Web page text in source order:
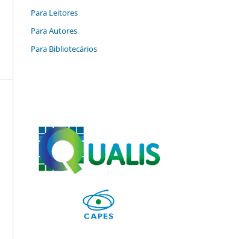
Para Leitores
Para Autores
Para Bibliotecários